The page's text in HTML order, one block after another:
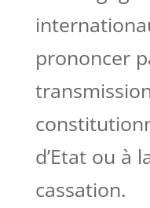
prononcer
d’Etat ou à
cassation.